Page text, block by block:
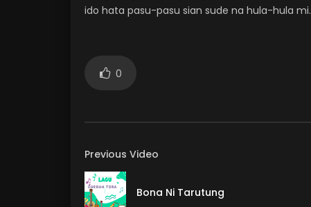
ido hata pasu-pasu sian sude na hula-hula mi.
0
Previous Video
Bona Ni Tarutung